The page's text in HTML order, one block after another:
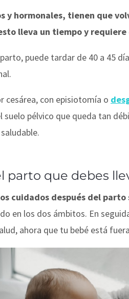
y hormonales, tienen que
lleva un tiempo y
puede tardar de 40 a 45
cesárea, con episiotomía o
pélvico que queda tan
parto que debes
cuidados después del
en los dos ámbitos. En
ahora que tu bebé está